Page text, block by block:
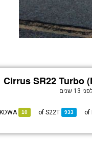
Cirrus SR22 Turbo
13 שנים
933
S22T
10
at
KDWA